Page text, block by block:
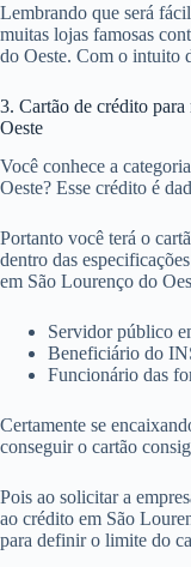
Lembrando que será
muitas lojas famosas
do Oeste. Com o intuito
3. Cartão de crédito
Oeste
Você conhece a
Oeste? Esse crédito é
Portanto você terá o
dentro das
em São Lourenço do
Servidor público
Beneficiário do
Funcionário das
Certamente se
conseguir o cartão
Pois ao solicitar a
ao crédito em São
para definir o limite do